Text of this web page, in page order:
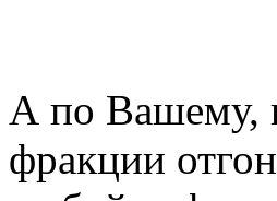
А по Вашему,
фракции